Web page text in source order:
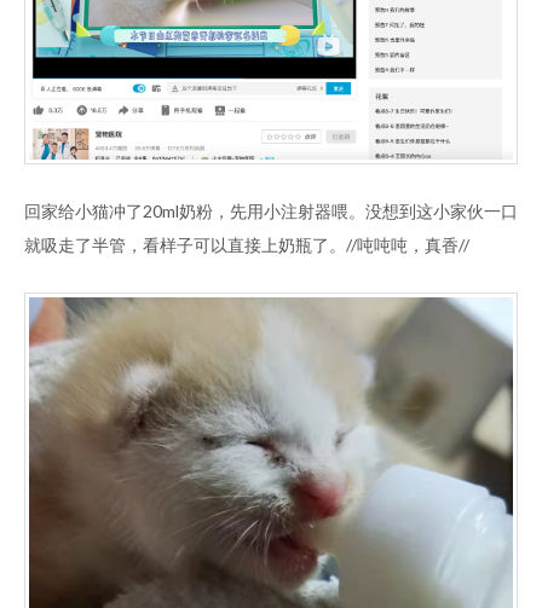
回家给小猫冲了20ml奶粉，先用小注射器喂。没想到这小家伙一口
就吸走了半管，看样子可以直接上奶瓶了。//吨吨吨，真香//